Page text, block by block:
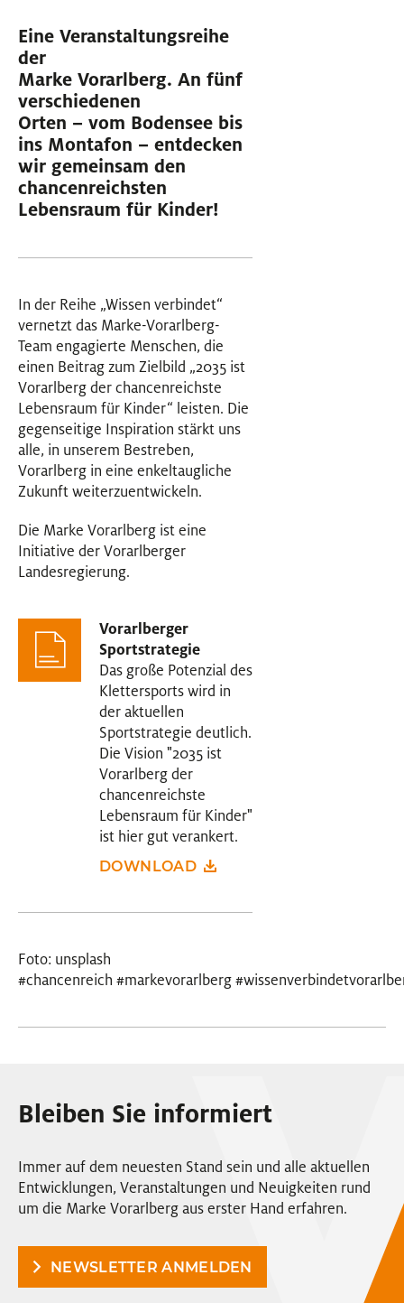
Eine Veranstaltungsreihe
der
Marke Vorarlberg. An fünf
verschiedenen
Orten – vom Bodensee bis
ins Montafon – entdecken
wir gemeinsam den
chancenreichsten
Lebensraum für Kinder!
In der Reihe „Wissen verbindet“
vernetzt das Marke-Vorarlberg-
Team engagierte Menschen, die
einen Beitrag zum Zielbild „2035 ist
Vorarlberg der chancenreichste
Lebensraum für Kinder“ leisten. Die
gegenseitige Inspiration stärkt uns
alle, in unserem Bestreben,
Vorarlberg in eine enkeltaugliche
Zukunft weiterzuentwickeln.
Die Marke Vorarlberg ist eine
Initiative der Vorarlberger
Landesregierung.
Vorarlberger
Sportstrategie
Das große Potenzial des
Klettersports wird in
der aktuellen
Sportstrategie deutlich.
Die Vision "2035 ist
Vorarlberg der
chancenreichste
Lebensraum für Kinder"
ist hier gut verankert.
DOWNLOAD
Foto: unsplash
#chancenreich #markevorarlberg
Bleiben Sie informiert
Immer auf dem neuesten Stand sein und alle aktuellen
Entwicklungen, Veranstaltungen und Neuigkeiten rund
um die Marke Vorarlberg aus erster Hand erfahren.
NEWSLETTER ANMELDEN